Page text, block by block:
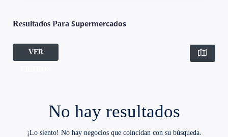
Resultados Para Supermercados
VER
No hay resultados
¡Lo siento! No hay negocios que coincidan con su búsqueda.